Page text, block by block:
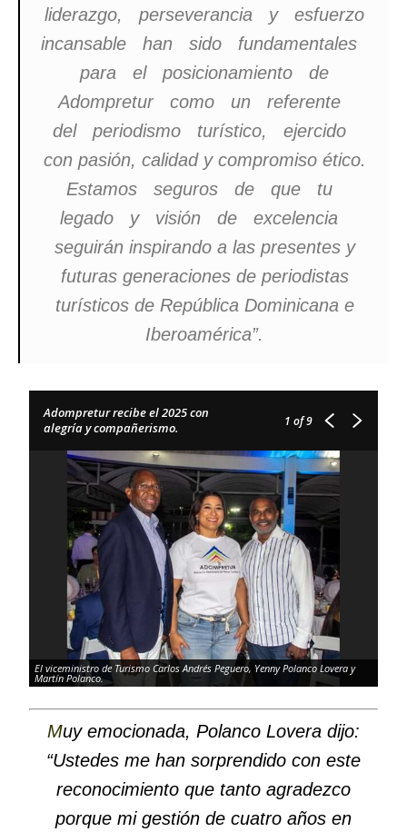
liderazgo, perseverancia y esfuerzo
incansable han sido fundamentales
para el posicionamiento de
Adompretur como un referente
del periodismo turístico, ejercido
con pasión, calidad y compromiso ético.
Estamos seguros de que tu
legado y visión de excelencia
seguirán inspirando a las presentes y
futuras generaciones de periodistas
turísticos de República Dominicana e
Iberoamérica”.
Adompretur recibe el 2025 con
alegría y compañerismo.
1 of 9
El viceministro de Turismo Carlos Andrés Peguero, Yenny Polanco Lovera y
Martín Polanco.
Muy emocionada, Polanco Lovera dijo:
“Ustedes me han sorprendido con este
reconocimiento que tanto agradezco
porque mi gestión de cuatro años en